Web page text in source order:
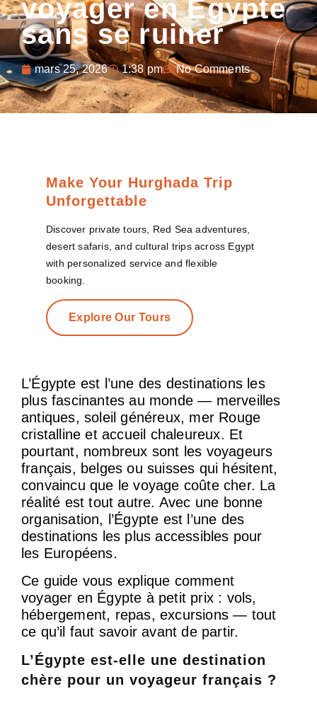
voyager en Égypte
sans se ruiner
mars 25, 2026 1:38 pm No Comments
Make Your Hurghada Trip
Unforgettable
Discover private tours, Red Sea adventures,
desert safaris, and cultural trips across Egypt
with personalized service and flexible
booking.
Explore Our Tours
L’Égypte est l’une des destinations les
plus fascinantes au monde — merveilles
antiques, soleil généreux, mer Rouge
cristalline et accueil chaleureux. Et
pourtant, nombreux sont les voyageurs
français, belges ou suisses qui hésitent,
convaincu que le voyage coûte cher. La
réalité est tout autre. Avec une bonne
organisation, l’Égypte est l’une des
destinations les plus accessibles pour
les Européens.
Ce guide vous explique comment
voyager en Égypte à petit prix : vols,
hébergement, repas, excursions — tout
ce qu’il faut savoir avant de partir.
L’Égypte est-elle une destination
chère pour un voyageur français ?